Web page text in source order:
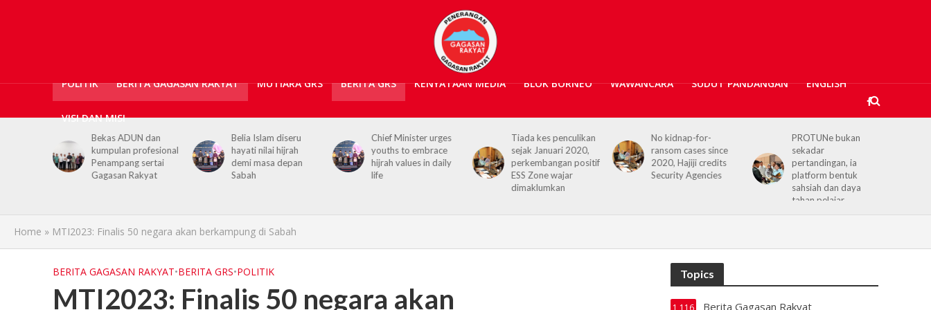
POLITIK BERITA GAGASAN RAKYAT MUTIARA GRS BERITA GRS KENYATAAN MEDIA BLOK BORNEO WAWANCARA SUDUT PANDANGAN ENGLISH
VISI DAN MISI
Belia Islam diseru
hayati nilai hijrah
demi masa depan
Sabah
Chief Minister urges
youths to embrace
hijrah values in daily
life
Tiada kes penculikan
sejak Januari 2020,
perkembangan positif
ESS Zone wajar
No kidnap-for-
ransom cases since
2020, Hajiji credits
Security Agencies
PROTUNe bukan
sekadar
pertandingan, ia
platform bentuk
Hajiji receives UK High
Commissioner,
reaffirms enduring
Sabah–UK ties
Home » MTI2023: Finalis 50 negara akan berkampung di Sabah
BERITA GAGASAN RAKYAT•BERITA GRS•POLITIK
MTI2023: Finalis 50 negara akan
Topics
Berita Gagasan Rakyat
1,116